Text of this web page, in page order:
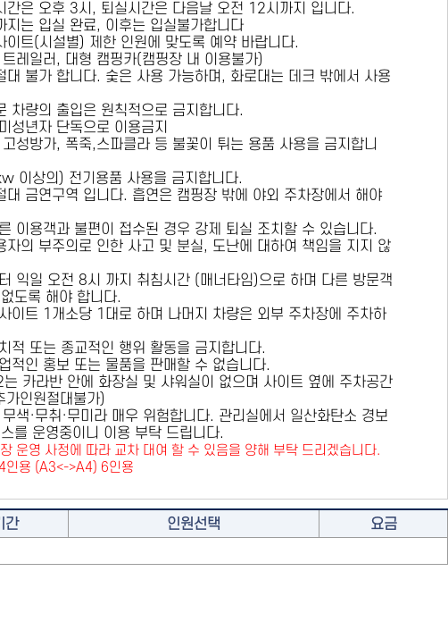
간은 오후 3시, 퇴실시간은 다음날 오전 12시까지 입니다.
는 입실 완료, 이후는 입실불가합니다
이트(시설별) 제한 인원에 맞도록 예약 바랍니다.
레일러, 대형 캠핑카(캠핑장 내 이용불가)
대 불가 합니다. 숯은 사용 가능하며, 화로대는 데크 밖에서 사용
차량의 출입은 원칙적으로 금지합니다.
성년자 단독으로 이용금지
성방가, 폭죽,스파클라 등 불꽃이 튀는 용품 사용을 금지합니
이상의) 전기용품 사용을 금지합니다.
대 금연구역 입니다. 흡연은 캠핑장 밖에 야외 주차장에서 해야
이용객과 불편이 접수된 경우 강제 퇴실 조치할 수 있습니다.
자의 부주의로 인한 사고 및 분실, 도난에 대하여 책임을 지지 않
익일 오전 8시 까지 취침시간 (매너타임)으로 하며 다른 방문객
도록 해야 합니다.
이트 1개소당 1대로 하며 나머지 차량은 외부 주차장에 주차하
적 또는 종교적인 행위 활동을 금지합니다.
적인 홍보 또는 물품을 판매할 수 없습니다.
카라반 안에 화장실 및 샤워실이 없으며 사이트 옆에 주차공간
가인원절대불가)
색·무취·무미라 매우 위험합니다. 관리실에서 일산화탄소 경보
를 운영중이니 이용 부탁 드립니다.
운영 사정에 따라 교차 대여 할 수 있음을 양해 부탁 드리겠습니다.
인용 (A3<->A4) 6인용
간 인원선택
요금